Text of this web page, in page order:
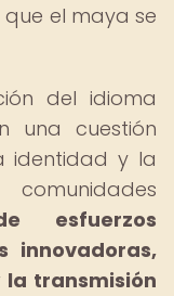
el maya se
del idioma
una cuestión
identidad y la
esfuerzos
innovadoras,
transmisión